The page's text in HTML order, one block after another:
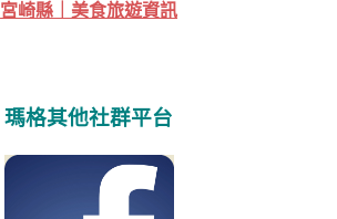
宮崎縣｜美食旅遊資訊
瑪格其他社群平台